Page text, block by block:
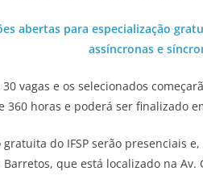
abertas para especialização
assíncronas e
vagas e os selecionados
360 horas e poderá ser finalizado
do IFSP serão presenciais
que está localizado na Av.